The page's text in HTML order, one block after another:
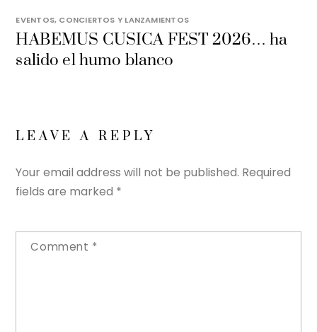
EVENTOS, CONCIERTOS Y LANZAMIENTOS
HABEMUS CUSICA FEST 2026… ha
salido el humo blanco
LEAVE A REPLY
Your email address will not be published. Required
fields are marked *
Comment *